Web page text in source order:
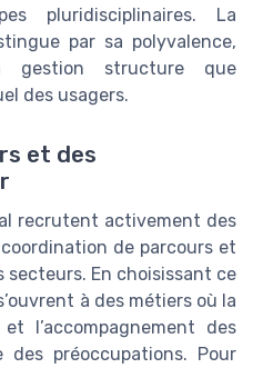
pluridisciplinaires. La
par sa polyvalence,
gestion structure que
des usagers.
et des
recrutent activement des
de parcours et
En choisissant ce
à des métiers où la
l’accompagnement des
préoccupations. Pour